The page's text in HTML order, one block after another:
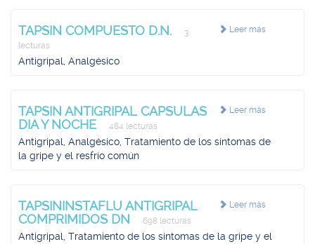
Leer más
TAPSIN COMPUESTO D.N.
3
lecturas
Antigripal, Analgésico
Leer más
TAPSIN ANTIGRIPAL CAPSULAS
DIA Y NOCHE
484 lecturas
Antigripal, Analgésico, Tratamiento de los síntomas de
la gripe y el resfrío común
Leer más
TAPSININSTAFLU ANTIGRIPAL
COMPRIMIDOS DN
698 lecturas
Antigripal, Tratamiento de los síntomas de la gripe y el